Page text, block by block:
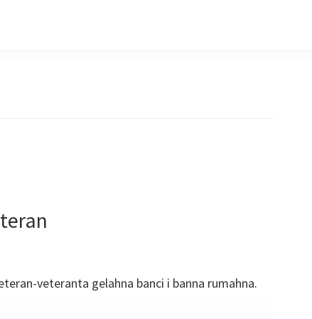
veteranta gelahna banci i banna rumahna.